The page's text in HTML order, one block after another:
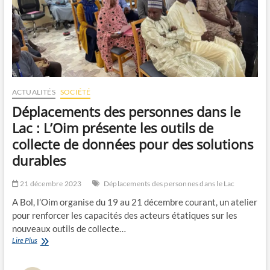
ACTUALITÉS SOCIÉTÉ
Déplacements des personnes dans le
Lac : L’Oim présente les outils de
collecte de données pour des solutions
durables
21 décembre 2023 Déplacements des personnes dans le Lac
A Bol, l’Oim organise du 19 au 21 décembre courant, un atelier
pour renforcer les capacités des acteurs étatiques sur les
nouveaux outils de collecte…
Lire PlusDéplacements